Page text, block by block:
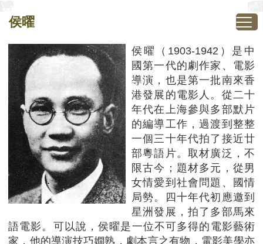
侯曜
侯曜（1903-1942）是中
國第一代的劇作家、電影
導演，也是第一批南來香
港發展的電影人。從二十
年代在上海參與多部默片
的編導工作，過渡到整整
一個三十年代拍了接近廿
部粵語片。取材廣泛，不
限古今；題材多元，從男
女情愛到社會問題、國情
局勢。四十年代初應邀到
星洲發展，拍了多部馬來
語電影。可以說，侯曜是一位不可多得的電影藝術
家，他的導演技巧嫺熟，劇本言之有物，電影美學亦